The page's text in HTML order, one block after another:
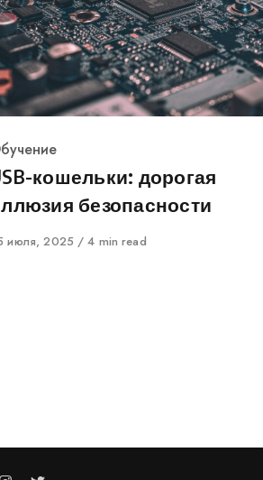
кошельки: дорогая
безопасности
июля, 2025 4 min read